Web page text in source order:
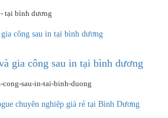
tại bình dương
gia công sau in tại bình dương
sau-in-tai-binh-duong